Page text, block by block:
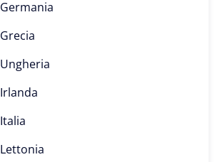
Germania
Grecia
Ungheria
Irlanda
Italia
Lettonia